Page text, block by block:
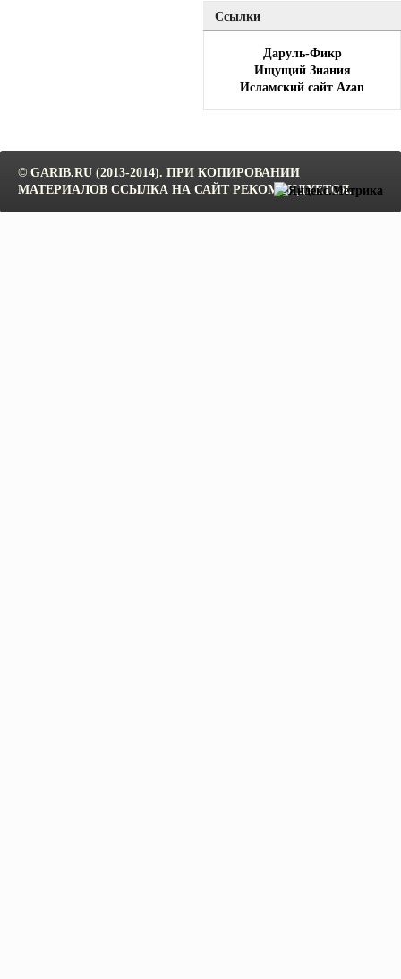
Ссылки
Даруль-Фикр
Ищущий Знания
Исламский сайт Azan
© GARIB.RU (2013-2014). ПРИ КОПИРОВАНИИ
МАТЕРИАЛОВ ССЫЛКА НА САЙТ РЕКОМЕНДУЕТСЯ.